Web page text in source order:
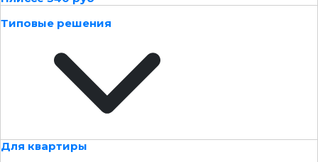
Типовые решения
Для квартиры